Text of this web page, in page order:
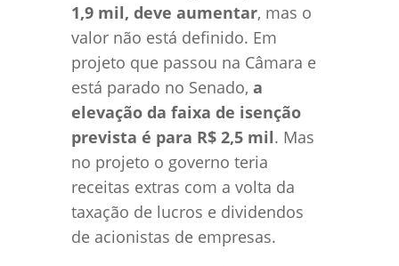
1,9 mil, deve aumentar, mas o
valor não está definido. Em
projeto que passou na Câmara e
está parado no Senado,a
elevação da faixa de isenção
prevista é para R$ 2,5 mil. Mas
no projeto o governo teria
receitas extras com a volta da
taxação de lucros e dividendos
de acionistas de empresas.